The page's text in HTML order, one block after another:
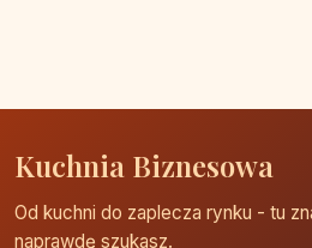
Kuchnia Biznesowa
Od kuchni do zaplecza rynku - tu
naprawdę szukasz.